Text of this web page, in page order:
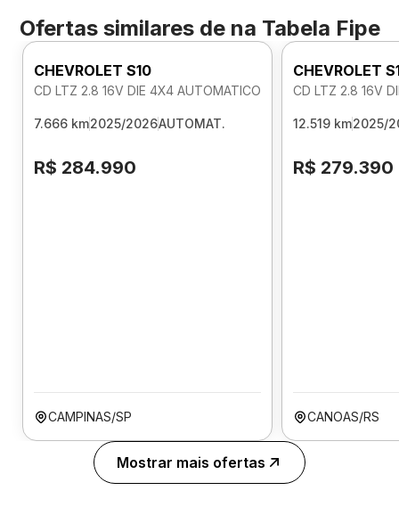
Ofertas similares de na Tabela Fipe
CHEVROLET S10
CD LTZ 2.8 16V DIE 4X4 AUTOMATICO
7.666 km2025/2026AUTOMAT.
R$ 284.990
CAMPINAS/SP
CHEVROLET
CD LTZ 2.8 16V
12.519 km2025/
R$ 279.390
CANOAS/RS
Mostrar mais ofertas